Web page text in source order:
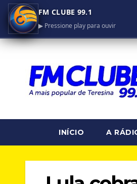
FM CLUBE 99.1
▶ Pressione play para ouvir